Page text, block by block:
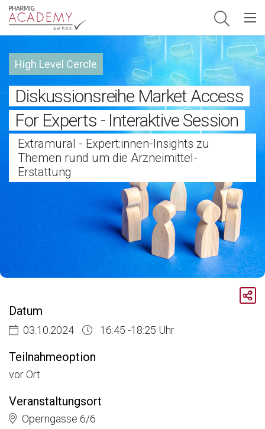
Hauptnavigation
High Level Cercle
Diskussionsreihe Market Access
For Experts - Interaktive Session
Extramural - Expert:innen-Insights zu
Themen rund um die Arzneimittel-
Erstattung
Diskussionsreihe Market Access For Experts - Interaktive Session
Datum
03.10.2024 16:45 -18:25 Uhr
Teilnahmeoption
vor Ort
Veranstaltungsort
Operngasse 6/6